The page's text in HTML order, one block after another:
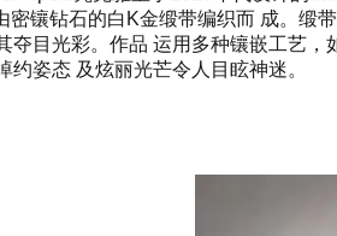
镶钻石的白K金缎带编织而 成。缎
夺目光彩。作品 运用多种镶嵌工艺
姿态 及炫丽光芒令人目眩神迷。